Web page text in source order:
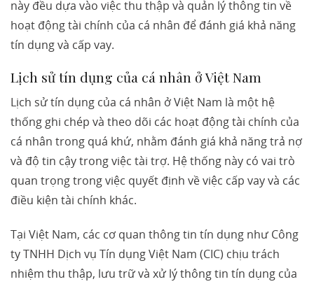
này đều dựa vào việc thu thập và quản lý thông tin về
hoạt động tài chính của cá nhân để đánh giá khả năng
tín dụng và cấp vay.
Lịch sử tín dụng của cá nhân ở Việt Nam
Lịch sử tín dụng của cá nhân ở Việt Nam là một hệ
thống ghi chép và theo dõi các hoạt động tài chính của
cá nhân trong quá khứ, nhằm đánh giá khả năng trả nợ
và độ tin cậy trong việc tài trợ. Hệ thống này có vai trò
quan trọng trong việc quyết định về việc cấp vay và các
điều kiện tài chính khác.
Tại Việt Nam, các cơ quan thông tin tín dụng như Công
ty TNHH Dịch vụ Tín dụng Việt Nam (CIC) chịu trách
nhiệm thu thập, lưu trữ và xử lý thông tin tín dụng của